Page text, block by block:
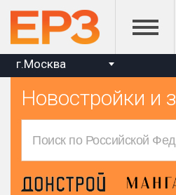
г.Москва
Новостройки и